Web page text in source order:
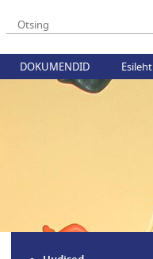
DOKUMENDID Esileht